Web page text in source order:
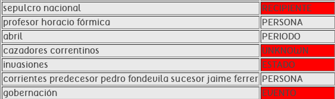
sepulcro nacional
RECIPIENTE
profesor horacio fórmica
PERSONA
abril
PERIODO
cazadores correntinos
UNKNOWN
invasiones
ESTADO
corrientes predecesor pedro fondevila sucesor jaime ferrer PERSONA
gobernación
EVENTO